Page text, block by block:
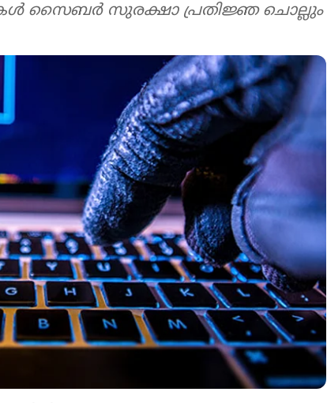
സൈബർ സുരക്ഷാ പ്രതിജ്ഞ ചൊല്ലും